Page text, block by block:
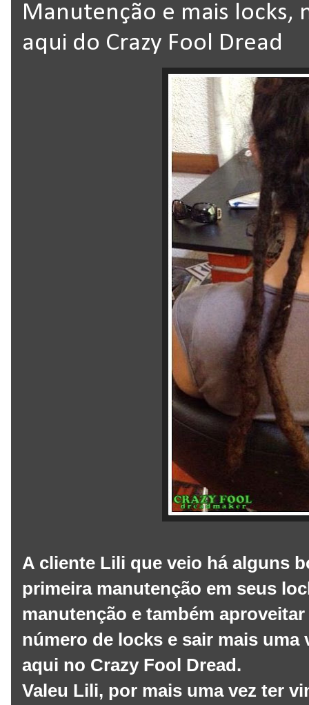
Manutenção e mais locks,
aqui do Crazy Fool Dread
A cliente Lili que veio há alguns
primeira manutenção em seus
manutenção e também
número de locks e sair mais uma
aqui no Crazy Fool Dread.
Valeu Lili, por mais uma vez ter